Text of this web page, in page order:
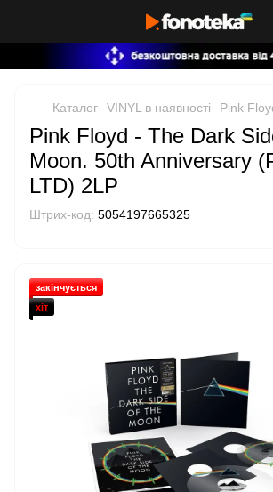
Каталог VINYL в наявності Pink
Pink Floyd - The Dark
Moon. 50th Anniversary
LTD) 2LP
Штрих-код: 5054197665325
закінчується
хіт